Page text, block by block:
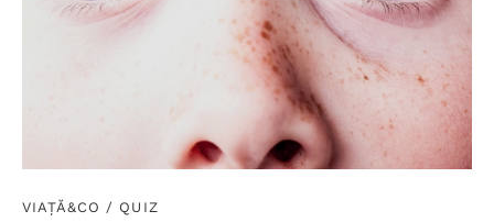
VIAȚĂ&CO / QUIZ